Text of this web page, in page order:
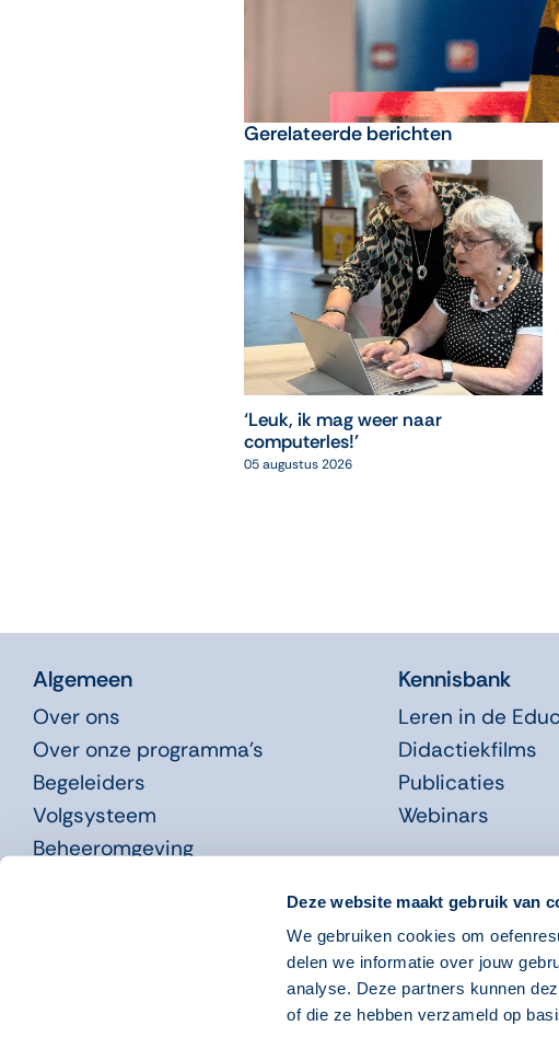
Deze website maakt gebruik van
We gebruiken cookies om
delen we informatie over jouw
analyse. Deze partners kunnen
of die ze hebben verzameld op
Gerelateerde berichten
‘Leuk, ik mag weer naar
computerles!’
05 augustus 2026
Algemeen
Over ons
Over onze programma’s
Begeleiders
Volgsysteem
Beheeromgeving
Kennisbank
Leren in de
Didactiekfilms
Publicaties
Webinars
Copyright 2023PrivacyverklaringCookies